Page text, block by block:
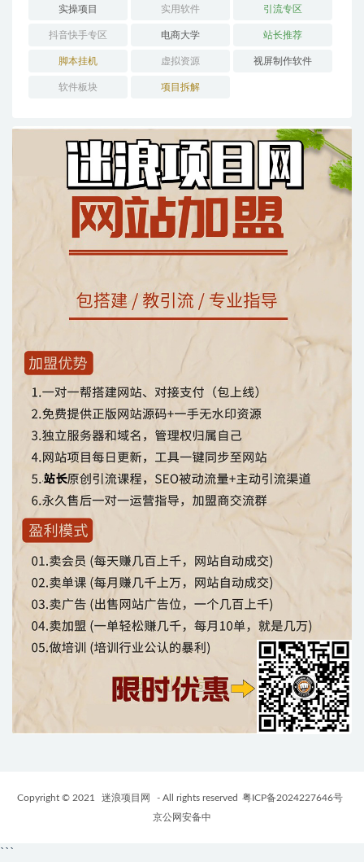
实操项目 实用软件 引流专区
抖音快手专区 电商大学 站长推荐
脚本挂机 虚拟资源 视屏制作软件
软件板块 项目拆解
Copyright © 2021 迷浪项目网 - All rights reserved 粤ICP备2024227646号
京公网安备中
```